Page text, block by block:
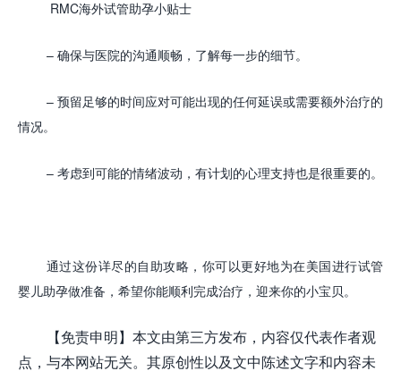
RMC海外试管助孕小贴士
– 确保与医院的沟通顺畅，了解每一步的细节。
– 预留足够的时间应对可能出现的任何延误或需要额外治疗的
情况。
– 考虑到可能的情绪波动，有计划的心理支持也是很重要的。
通过这份详尽的自助攻略，你可以更好地为在美国进行试管
婴儿助孕做准备，希望你能顺利完成治疗，迎来你的小宝贝。
【免责申明】本文由第三方发布，内容仅代表作者观
点，与本网站无关。其原创性以及文中陈述文字和内容未